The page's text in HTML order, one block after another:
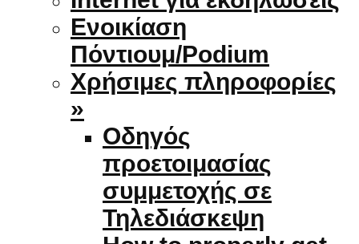
Ενοικίαση
Πόντιουμ/Podium
Χρήσιμες πληροφορίες
»
Οδηγός
προετοιμασίας
συμμετοχής σε
Τηλεδιάσκεψη